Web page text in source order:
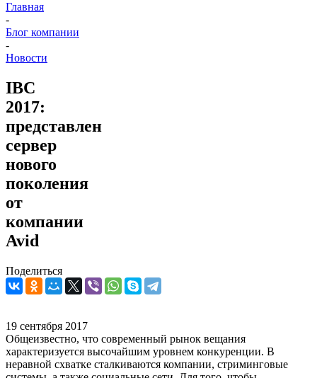
Главная
-
Блог компании
-
Новости
IBC
2017:
представлен
сервер
нового
поколения
от
компании
Avid
Поделиться
19 сентября 2017
Общеизвестно, что современный рынок вещания
характеризуется высочайшим уровнем конкуренции. В
неравной схватке сталкиваются компании, стриминговые